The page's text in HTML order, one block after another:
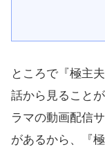
ところで『極主
話から見ること
ラマの動画配信
があるから、『